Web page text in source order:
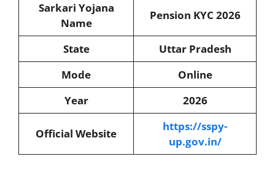
Sarkari Yojana
Name
Pension KYC 2026
State
Uttar Pradesh
Mode
Online
Year
2026
Official Website
https://sspy-
up.gov.in/